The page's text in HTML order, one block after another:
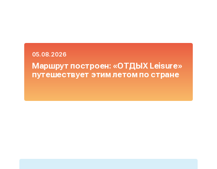
05.08.2026
Маршрут построен: «ОТДЫХ Leisure»
путешествует этим летом по стране